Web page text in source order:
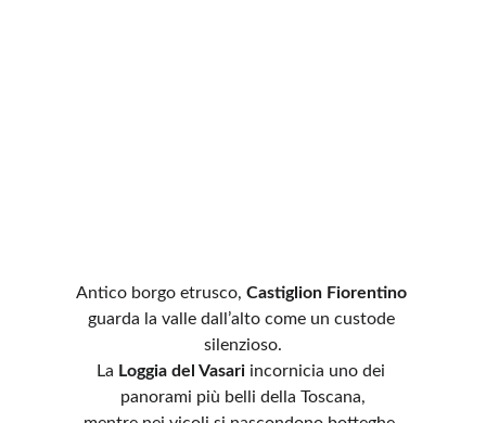
Antico borgo etrusco, Castiglion Fiorentino
guarda la valle dall’alto come un custode
silenzioso.
La Loggia del Vasari incornicia uno dei
panorami più belli della Toscana,